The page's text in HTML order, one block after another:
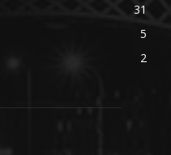
31
5
2